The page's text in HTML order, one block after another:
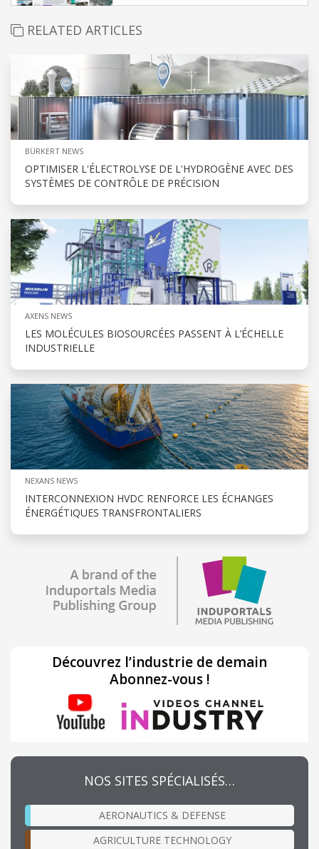
RELATED ARTICLES
BÜRKERT NEWS
OPTIMISER L'ÉLECTROLYSE DE L'HYDROGÈNE AVEC DES
SYSTÈMES DE CONTRÔLE DE PRÉCISION
AXENS NEWS
LES MOLÉCULES BIOSOURCÉES PASSENT À L’ÉCHELLE
INDUSTRIELLE
NEXANS NEWS
INTERCONNEXION HVDC RENFORCE LES ÉCHANGES
ÉNERGÉTIQUES TRANSFRONTALIERS
Découvrez l’industrie de demain
Abonnez-vous !
NOS SITES SPÉCIALISÉS…
AERONAUTICS & DEFENSE
AGRICULTURE TECHNOLOGY